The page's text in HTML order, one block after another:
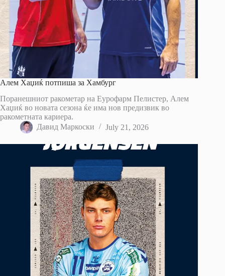
Алем Хаџиќ потпиша за Хамбург
Поранешниот ракометар на Еурофарм Пелистер, Алем
Хаџиќ во новата сезона ќе има нов предизвик во
ракометната кариера.
Давид Маркоски
July 21, 2026